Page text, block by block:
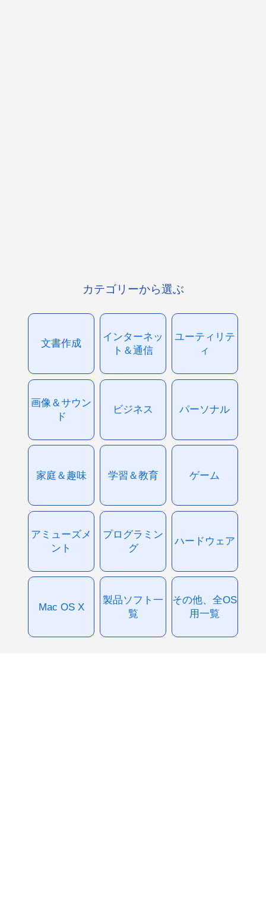
カテゴリーから選ぶ
文書作成
インターネッ
ト＆通信
ユーティリテ
ィ
画像＆サウン
ド
ビジネス パーソナル
家庭＆趣味 学習＆教育 ゲーム
アミューズメ
ント
プログラミン
グ
ハードウェア
Mac OS X
製品ソフト一
覧
その他、全OS
用一覧